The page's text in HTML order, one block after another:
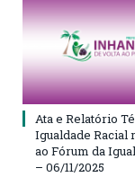
Ata e Relatório
Igualdade Racial
ao Fórum da
– 06/11/2025